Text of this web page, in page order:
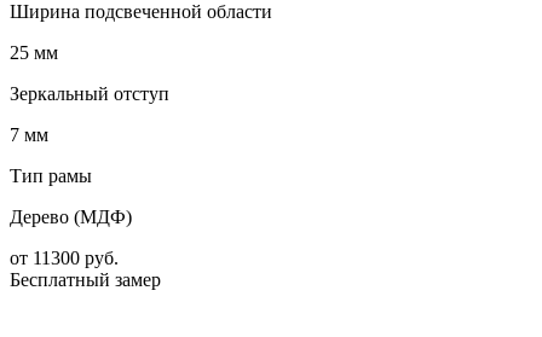
Ширина подсвеченной области
25 мм
Зеркальный отступ
7 мм
Тип рамы
Дерево (МДФ)
от 11300 руб.
Бесплатный замер